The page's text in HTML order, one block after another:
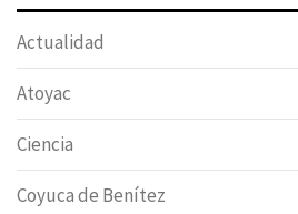
Actualidad
Atoyac
Ciencia
Coyuca de Benítez